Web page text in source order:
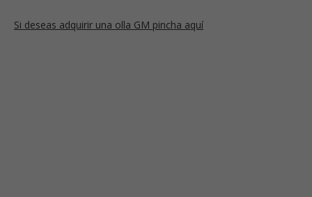
Si deseas adquirir una olla GM pincha aquí